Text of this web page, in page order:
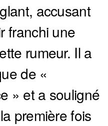
accusant
franchi une
rumeur. Il a
de «
» et a souligné
première fois